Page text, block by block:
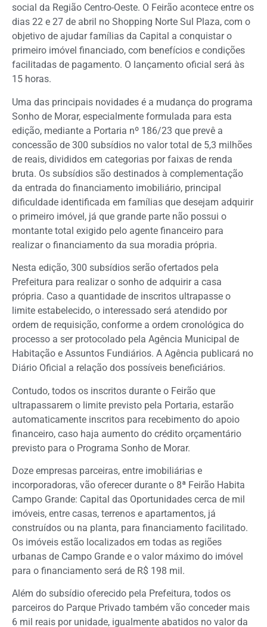
social da Região Centro-Oeste. O Feirão acontece entre os
dias 22 e 27 de abril no Shopping Norte Sul Plaza, com o
objetivo de ajudar famílias da Capital a conquistar o
primeiro imóvel financiado, com benefícios e condições
facilitadas de pagamento. O lançamento oficial será às
15 horas.
Uma das principais novidades é a mudança do programa
Sonho de Morar, especialmente formulada para esta
edição, mediante a Portaria nº 186/23 que prevê a
concessão de 300 subsídios no valor total de 5,3 milhões
de reais, divididos em categorias por faixas de renda
bruta. Os subsídios são destinados à complementação
da entrada do financiamento imobiliário, principal
dificuldade identificada em famílias que desejam adquirir
o primeiro imóvel, já que grande parte não possui o
montante total exigido pelo agente financeiro para
realizar o financiamento da sua moradia própria.
Nesta edição, 300 subsídios serão ofertados pela
Prefeitura para realizar o sonho de adquirir a casa
própria. Caso a quantidade de inscritos ultrapasse o
limite estabelecido, o interessado será atendido por
ordem de requisição, conforme a ordem cronológica do
processo a ser protocolado pela Agência Municipal de
Habitação e Assuntos Fundiários. A Agência publicará no
Diário Oficial a relação dos possíveis beneficiários.
Contudo, todos os inscritos durante o Feirão que
ultrapassarem o limite previsto pela Portaria, estarão
automaticamente inscritos para recebimento do apoio
financeiro, caso haja aumento do crédito orçamentário
previsto para o Programa Sonho de Morar.
Doze empresas parceiras, entre imobiliárias e
incorporadoras, vão oferecer durante o 8ª Feirão Habita
Campo Grande: Capital das Oportunidades cerca de mil
imóveis, entre casas, terrenos e apartamentos, já
construídos ou na planta, para financiamento facilitado.
Os imóveis estão localizados em todas as regiões
urbanas de Campo Grande e o valor máximo do imóvel
para o financiamento será de R$ 198 mil.
Além do subsídio oferecido pela Prefeitura, todos os
parceiros do Parque Privado também vão conceder mais
6 mil reais por unidade, igualmente abatidos no valor da